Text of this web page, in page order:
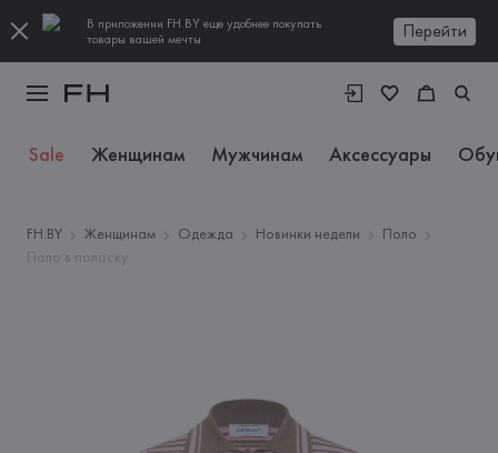
В приложении FH.BY еще удобнее покупать
товары вашей мечты
Перейти
Sale Женщинам Мужчинам Аксессуары
FH.BY Женщинам Одежда Новинки недели
Поло
Поло в полоску